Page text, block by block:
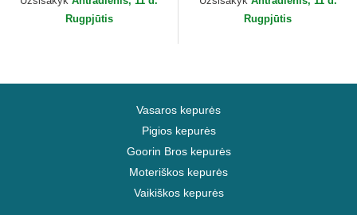
Rugpjūtis
Rugpjūtis
Vasaros kepurės
Pigios kepurės
Goorin Bros kepurės
Moteriškos kepurės
Vaikiškos kepurės